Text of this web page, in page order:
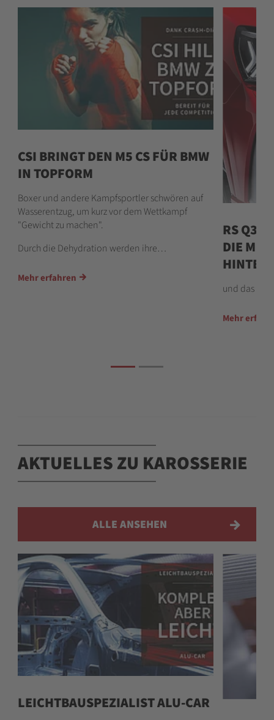
CSI BRINGT DEN M5 CS FÜR BMW
IN TOPFORM
Boxer und andere Kampfsportler schwören auf
Wasserentzug, um kurz vor dem Wettkampf
"Gewicht zu machen".
Durch die Dehydration werden ihre…
Mehr erfahren
RS Q3
DIE
HINTEN
und das
Mehr
AKTUELLES ZU KAROSSERIE
ALLE ANSEHEN
LEICHTBAUSPEZIALIST ALU-CAR